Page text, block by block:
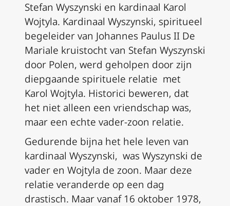
Stefan Wyszynski en kardinaal Karol
Wojtyla. Kardinaal Wyszynski, spiritueel
begeleider van Johannes Paulus II De
Mariale kruistocht van Stefan Wyszynski
door Polen, werd geholpen door zijn
diepgaande spirituele relatie met
Karol Wojtyla. Historici beweren, dat
het niet alleen een vriendschap was,
maar een echte vader-zoon relatie.
Gedurende bijna het hele leven van
kardinaal Wyszynski, was Wyszynski de
vader en Wojtyla de zoon. Maar deze
relatie veranderde op een dag
drastisch. Maar vanaf 16 oktober 1978,